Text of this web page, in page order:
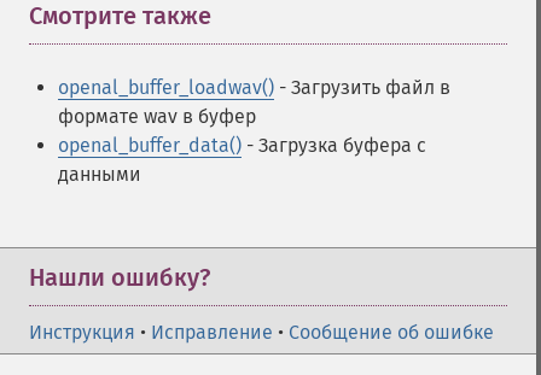
Смотрите также
openal_buffer_loadwav() - Загрузить файл в
формате wav в буфер
openal_buffer_data() - Загрузка буфера с
данными
Нашли ошибку?
Инструкция • Исправление • Сообщение об ошибке